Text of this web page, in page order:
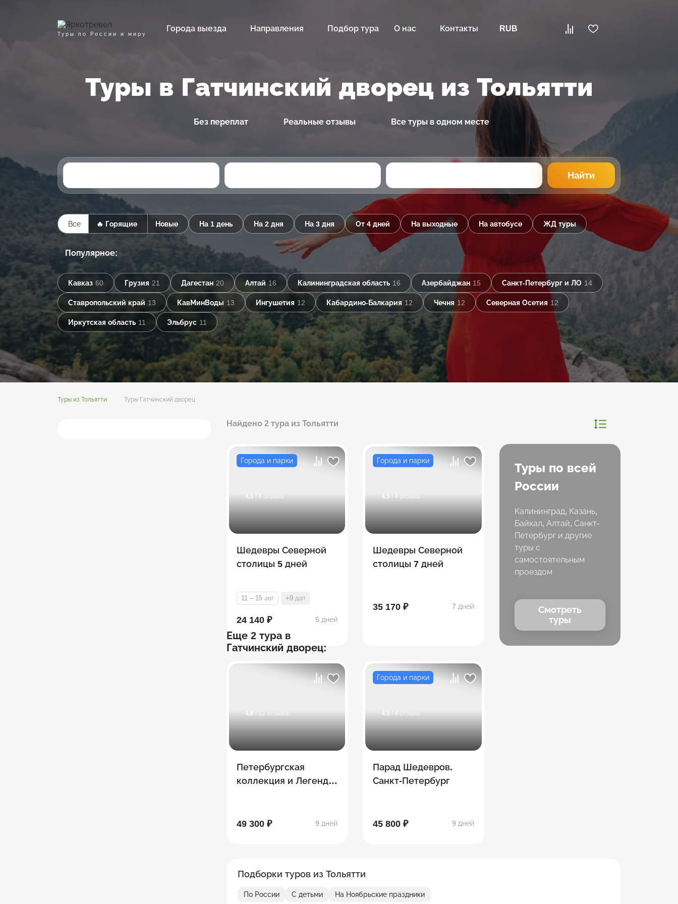
Туры по России и миру
Города выезда Направления Подбор тура О нас Контакты RUB
Туры в Гатчинский дворец из Тольятти
Без переплат Реальные отзывы Все туры в одном месте
Найти
Все 🔥 Горящие Новые На 1 день На 2 дня На 3 дня От 4 дней На выходные На автобусе ЖД туры
Популярное:
Кавказ 60 Грузия 21 Дагестан 20 Алтай 16 Калининградская область 16 Азербайджан 15 Санкт-Петербург и ЛО 14
Ставропольский край 13 КавМинВоды 13 Ингушетия 12 Кабардино-Балкария 12 Чечня 12 Северная Осетия 12
Иркутская область 11 Эльбрус 11
Туры из Тольятти Туры Гатчинский дворец
Найдено 2 тура из Тольятти
Города и парки
4.5 / 4 отзыва
Шедевры Северной
столицы 5 дней
11 – 15 авг +9 дат
24 140 ₽ 5 дней
Города и парки
4.5 / 4 отзыва
Шедевры Северной
столицы 7 дней
35 170 ₽ 7 дней
Туры по всей
России
Калининград, Казань,
Байкал, Алтай, Санкт-
Петербург и другие
туры с
самостоятельным
проездом
Смотреть
туры
Еще 2 тура в
Гатчинский дворец:
4.8 / 13 отзывов
Петербургская
коллекция и Легенды
49 300 ₽ 9 дней
Города и парки
4.5 / 4 отзыва
Парад Шедевров.
Санкт-Петербург
45 800 ₽ 9 дней
Подборки туров из Тольятти
По России С детьми На Ноябрьские праздники